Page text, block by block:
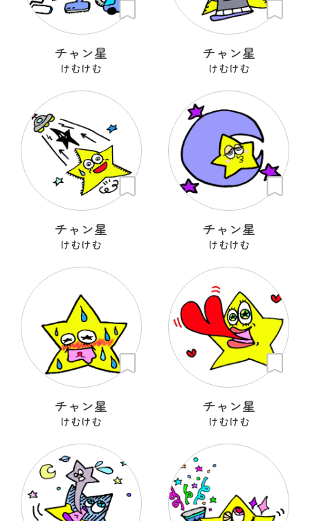
チャン星
けむけむ
チャン星
けむけむ
チャン星
けむけむ
チャン星
けむけむ
チャン星
けむけむ
チャン星
けむけむ